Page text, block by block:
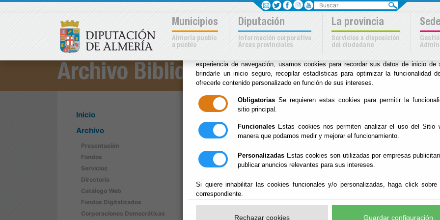
Sus opciones en
uso de cookies en este sitio
experiencia de navegación, usamos cookies para recordar sus datos de inicio de
brindarle un inicio seguro, recopilar estadísticas para optimizar la funcionalidad
ofrecerle contenido personalizado en función de sus intereses.
Obligatorias Se requieren estas cookies para permitir la
sitio principal.
Funcionales Estas cookies nos permiten analizar el uso del Sitio
manera que podamos medir y mejorar el funcionamiento.
Personalizadas Estas cookies son utilizadas por empresas
publicar anuncios relevantes para sus intereses.
Si quiere inhabilitar las cookies funcionales y/o personalizadas, haga click sobre
correspondiente.
Rechazar cookies Guardar configuración
Archivo Biblioteca
Inicio
Archivo
Presentación
Fondos
Servicios
Directorio
Catálogo Web
Fondos Digitalizados
Corporaciones Democráticas
Inicio -Archivo Biblioteca - Exposiciones
Exposiciones
24 de octubre de 2019 -
Bibliotecas
Desde 1997, cada 24 de octubre se celebra el
concienciar a la sociedad de la importancia de
Buscar
Municipios
Almería pueblo
a pueblo
Diputación
Información corporativa
Áreas provinciales
La provincia
Servicios a disposición
del ciudadano